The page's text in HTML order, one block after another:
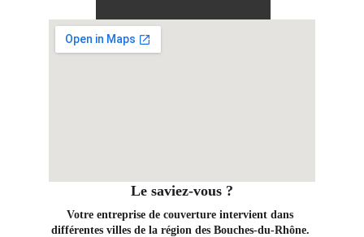
Le saviez-vous ?
Votre entreprise de couverture intervient dans
différentes villes de la région des Bouches-du-Rhône.